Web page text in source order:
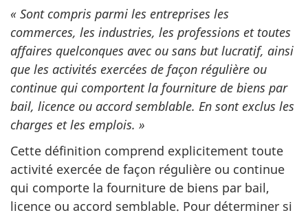
« Sont compris parmi les entreprises les
commerces, les industries, les professions et toutes
affaires quelconques avec ou sans but lucratif, ainsi
que les activités exercées de façon régulière ou
continue qui comportent la fourniture de biens par
bail, licence ou accord semblable. En sont exclus les
charges et les emplois. »
Cette définition comprend explicitement toute
activité exercée de façon régulière ou continue
qui comporte la fourniture de biens par bail,
licence ou accord semblable. Pour déterminer si